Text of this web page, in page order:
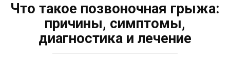
Что такое позвоночная грыжа:
причины, симптомы,
диагностика и лечение